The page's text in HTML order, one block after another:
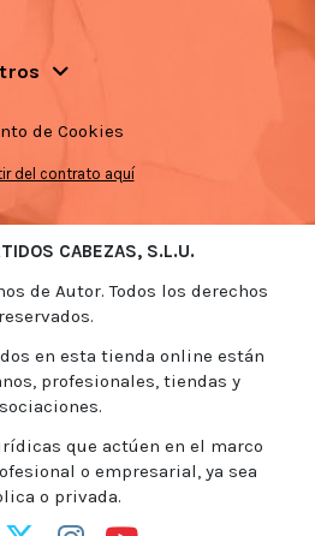
de Cookies
del contrato aquí
CABEZAS, S.L.U.
de Autor. Todos los derechos
reservados.
en esta tienda online están
profesionales, tiendas y
que actúen en el marco
o empresarial, ya sea
o privada.